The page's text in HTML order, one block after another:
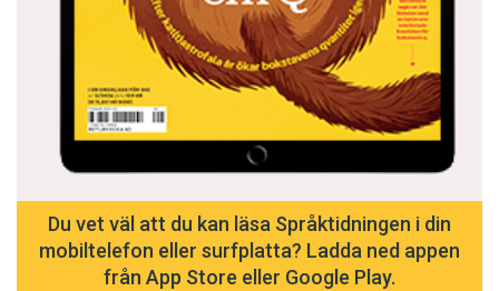
Du vet väl att du kan läsa Språktidningen i din
mobiltelefon eller surfplatta? Ladda ned appen
från App Store eller Google Play.